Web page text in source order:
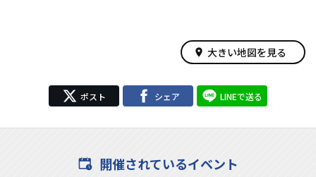
place 大きい地図を見る
ポスト シェア LINEで送る
開催されているイベント